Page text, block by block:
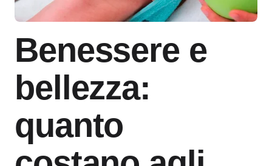
Benessere e
bellezza:
quanto